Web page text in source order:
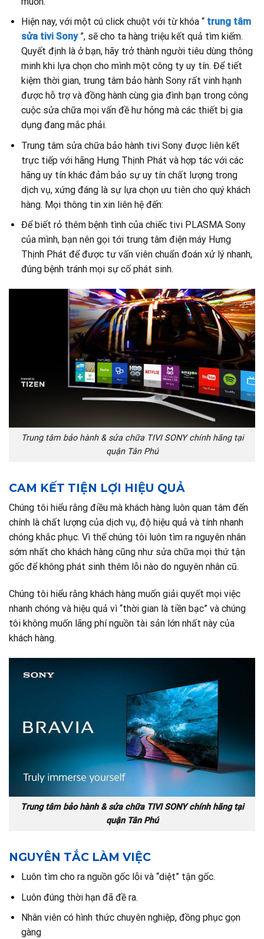
Hiện nay, với một cú click chuột với từ khóa “ trung tâm
sửa tivi Sony ”, sẽ cho ta hàng triệu kết quả tìm kiếm.
Quyết định là ở bạn, hãy trở thành người tiêu dùng thông
minh khi lựa chọn cho mình một công ty uy tín. Để tiết
kiệm thời gian, trung tâm bảo hành Sony rất vinh hạnh
được hỗ trợ và đồng hành cùng gia đình bạn trong công
cuộc sửa chữa mọi vấn đề hư hỏng mà các thiết bị gia
dụng đang mắc phải.
Trung tâm sửa chữa bảo hành tivi Sony được liên kết
trực tiếp với hãng Hưng Thịnh Phát và hợp tác với các
hãng uy tín khác đảm bảo sự uy tín chất lượng trong
dịch vụ, xứng đáng là sự lựa chọn ưu tiên cho quý khách
hàng. Mọi thông tin xin liên hệ đến:
Để biết rỏ thêm bệnh tình của chiếc tivi PLASMA Sony
của mình, bạn nên gọi tới trung tâm điện máy Hưng
Thịnh Phát để được tư vấn viên chuẩn đoán xử lý nhanh,
đúng bệnh tránh mọi sự cố phát sinh.
Trung tâm bảo hành & sửa chữa TIVI SONY chính hãng tại
quận Tân Phú
CAM KẾT TIỆN LỢI HIỆU QUẢ
Chúng tôi hiểu rằng điều mà khách hàng luôn quan tâm đến
chính là chất lượng của dịch vụ, độ hiệu quả và tính nhanh
chóng khắc phục. Vì thế chúng tôi luôn tìm ra nguyên nhân
sớm nhất cho khách hàng cũng như sửa chữa mọi thứ tận
gốc để không phát sinh thêm lỗi nào do nguyên nhân cũ.
Chúng tôi hiểu rằng khách hàng muốn giải quyết mọi việc
nhanh chóng và hiệu quả vì “thời gian là tiền bạc” và chúng
tôi không muốn lãng phí nguồn tài sản lớn nhất này của
khách hàng.
Trung tâm bảo hành & sửa chữa TIVI SONY chính hãng tại
quận Tân Phú
NGUYÊN TẮC LÀM VIỆC
Luôn tìm cho ra nguồn gốc lỗi và “diệt” tận gốc.
Luôn đúng thời hạn đã đề ra.
Nhân viên có hình thức chuyên nghiệp, đồng phục gọn
gàng